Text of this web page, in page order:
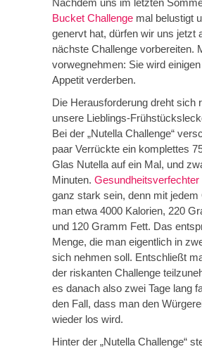
Nachdem uns im letzten
Bucket Challenge mal belustigt
genervt hat, dürfen wir uns jetzt
nächste Challenge vorbereiten.
vorwegnehmen: Sie wird
Appetit verderben.
Die Herausforderung dreht sich
unsere Lieblings-
Bei der „Nutella Challenge“
paar Verrückte ein komplettes
Glas Nutella auf ein Mal, und
Minuten. Gesundheitsverfechter
ganz stark sein, denn mit
man etwa 4000 Kalorien, 220
und 120 Gramm Fett. Das
Menge, die man eigentlich in
sich nehmen soll. Entschließt
der riskanten Challenge
es danach also zwei Tage lang
den Fall, dass man den
wieder los wird.
Hinter der „Nutella Challenge“